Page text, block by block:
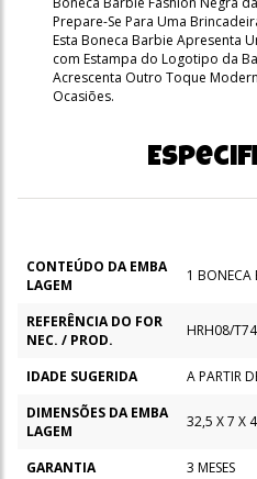
Prepare-Se Para Uma
Esta Boneca Barbie Apresenta
com Estampa do Logotipo da
Acrescenta Outro Toque
Ocasiões.
CONTEÚDO DA EMBA
LAGEM
1 BONECA
REFERÊNCIA DO FOR
NEC. / PROD.
HRH08/
IDADE SUGERIDA
A PARTIR
DIMENSÕES DA EMBA
LAGEM
32,5 X 7 X
GARANTIA 3 MESES